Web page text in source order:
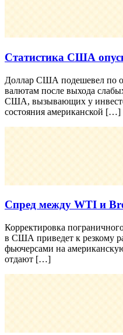
Статистика США
Доллар США подешевел по
валютам после выхода
США, вызывающих у
состояния американской […]
Спред между WTI и
Корректировка
в США приведет к резкому
фьючерсами на
отдают […]